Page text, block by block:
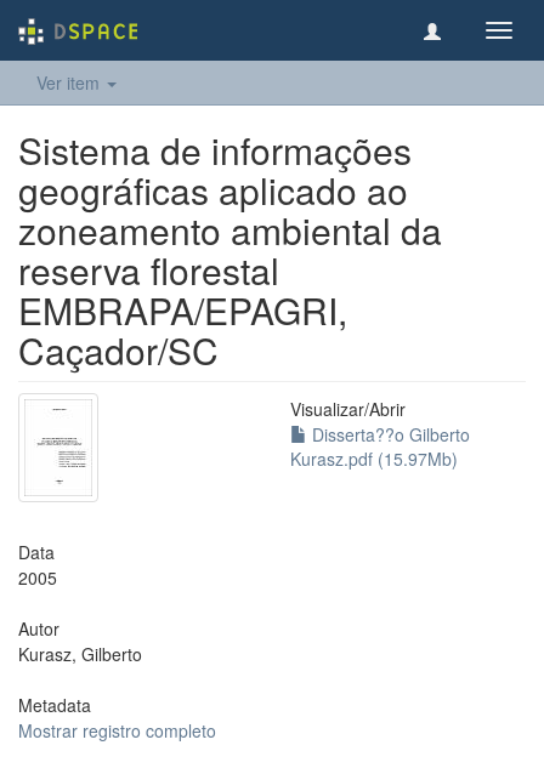
Ver item
Sistema de informações
geográficas aplicado ao
zoneamento ambiental da
reserva florestal
EMBRAPA/EPAGRI,
Caçador/SC
Visualizar/Abrir
Disserta??o Gilberto
Kurasz.pdf (15.97Mb)
Data
2005
Autor
Kurasz, Gilberto
Metadata
Mostrar registro completo